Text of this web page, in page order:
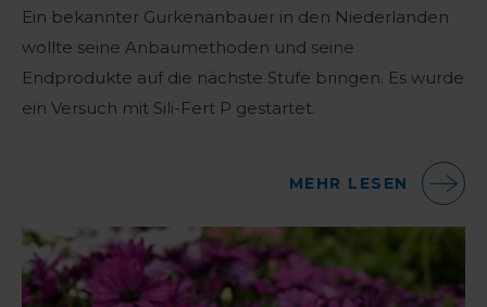
Ein bekannter Gurkenanbauer in den Niederlanden
wollte seine Anbaumethoden und seine
Endprodukte auf die nächste Stufe bringen. Es wurde
ein Versuch mit Sili-Fert P gestartet.
MEHR LESEN